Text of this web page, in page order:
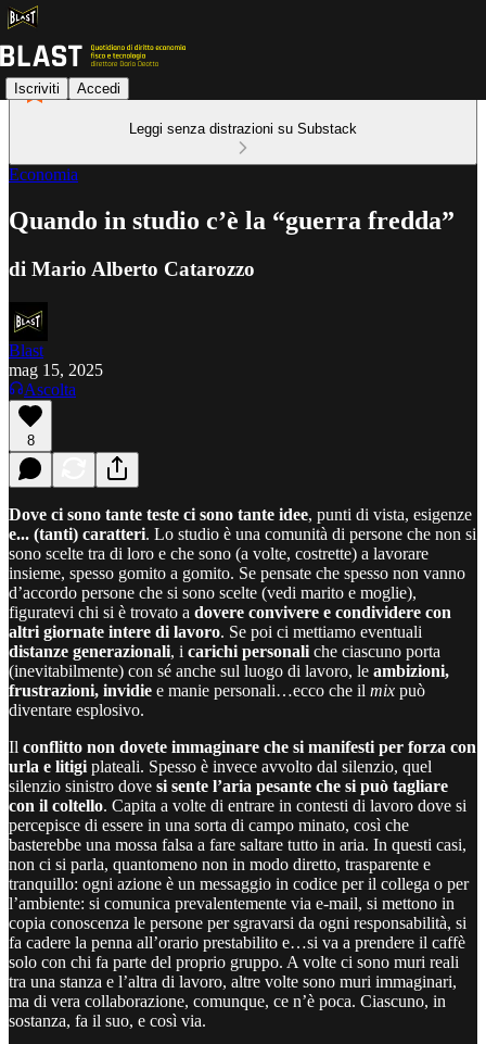
Iscriviti Accedi
Leggi senza distrazioni su Substack
Economia
Quando in studio c’è la “guerra fredda”
di Mario Alberto Catarozzo
Blast
mag 15, 2025
Ascolta
8
Dove ci sono tante teste ci sono tante idee, punti di vista, esigenze
e... (tanti) caratteri. Lo studio è una comunità di persone che non si
sono scelte tra di loro e che sono (a volte, costrette) a lavorare
insieme, spesso gomito a gomito. Se pensate che spesso non vanno
d’accordo persone che si sono scelte (vedi marito e moglie),
figuratevi chi si è trovato a dovere convivere e condividere con
altri giornate intere di lavoro. Se poi ci mettiamo eventuali
distanze generazionali, i carichi personali che ciascuno porta
(inevitabilmente) con sé anche sul luogo di lavoro, le ambizioni,
frustrazioni, invidie e manie personali…ecco che il mix può
diventare esplosivo.
Il conflitto non dovete immaginare che si manifesti per forza con
urla e litigi plateali. Spesso è invece avvolto dal silenzio, quel
silenzio sinistro dove si sente l’aria pesante che si può tagliare
con il coltello. Capita a volte di entrare in contesti di lavoro dove si
percepisce di essere in una sorta di campo minato, così che
basterebbe una mossa falsa a fare saltare tutto in aria. In questi casi,
non ci si parla, quantomeno non in modo diretto, trasparente e
tranquillo: ogni azione è un messaggio in codice per il collega o per
l’ambiente: si comunica prevalentemente via e-mail, si mettono in
copia conoscenza le persone per sgravarsi da ogni responsabilità, si
fa cadere la penna all’orario prestabilito e…si va a prendere il caffè
solo con chi fa parte del proprio gruppo. A volte ci sono muri reali
tra una stanza e l’altra di lavoro, altre volte sono muri immaginari,
ma di vera collaborazione, comunque, ce n’è poca. Ciascuno, in
sostanza, fa il suo, e così via.